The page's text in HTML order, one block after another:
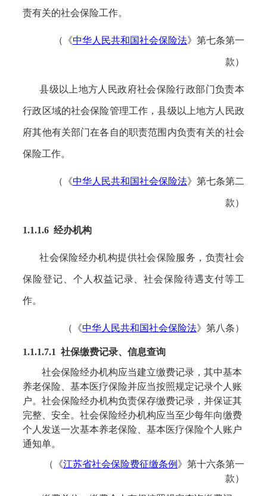
责有关的社会保险工作。
（《中华人民共和国社会保险法》第七条第一
款）
县级以上地方人民政府社会保险行政部门负责本
行政区域的社会保险管理工作，县级以上地方人民政
府其他有关部门在各自的职责范围内负责有关的社会
保险工作。
（《中华人民共和国社会保险法》第七条第二
款）
1.1.1.6经办机构
社会保险经办机构提供社会保险服务，负责社会
保险登记、个人权益记录、社会保险待遇支付等工
作。
（《中华人民共和国社会保险法》第八条）
1.1.1.7.1 社保缴费记录、信息查询
社会保险经办机构应当建立缴费记录，其中基本
养老保险、基本医疗保险并应当按照规定记录个人账
户。社会保险经办机构负责保存缴费记录，并保证其
完整、安全。社会保险经办机构应当至少每年向缴费
个人发送一次基本养老保险、基本医疗保险个人账户
通知单。
（《江苏省社会保险费征缴条例 》 第十六条第一
款）